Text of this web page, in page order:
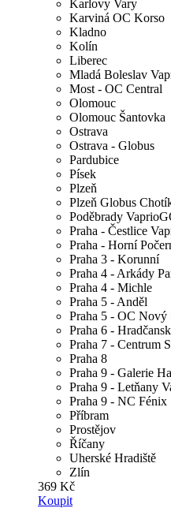
Karlovy Vary
Karviná OC Korso
Kladno
Kolín
Liberec
Mladá Boleslav
Most - OC Central
Olomouc
Olomouc Šantovka
Ostrava
Ostrava - Globus
Pardubice
Písek
Plzeň
Plzeň Globus
Poděbrady
Praha - Čestlice
Praha - Horní
Praha 3 - Korunní
Praha 4 - Arkády
Praha 4 - Michle
Praha 5 - Anděl
Praha 5 - OC
Praha 6 -
Praha 7 - Centrum
Praha 8
Praha 9 - Galerie
Praha 9 - Letňany
Praha 9 - NC Fénix
Příbram
Prostějov
Říčany
Uherské Hradiště
Zlín
369 Kč
Koupit